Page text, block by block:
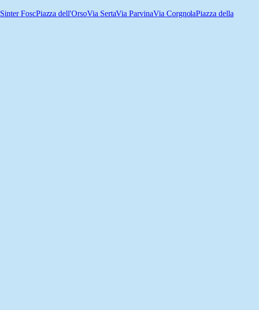
Sinter FoscPiazza dell'OrsoVia SertaVia ParvinaVia CorgnolaPiazza della